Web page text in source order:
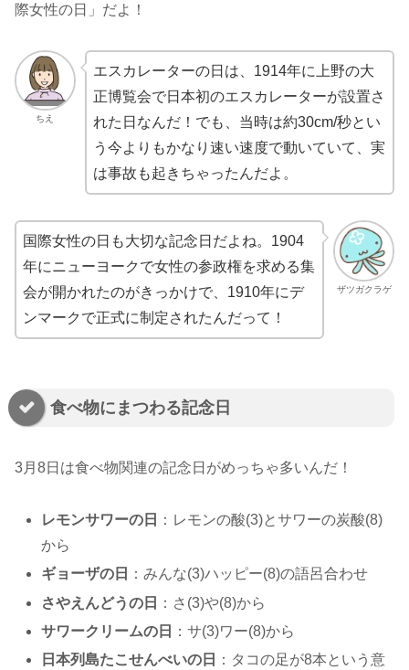
際女性の日」だよ！
ちえ
エスカレーターの日は、1914年に上野の大
正博覧会で日本初のエスカレーターが設置さ
れた日なんだ！でも、当時は約30cm/秒とい
う今よりもかなり速い速度で動いていて、実
は事故も起きちゃったんだよ。
ザツガクラゲ
国際女性の日も大切な記念日だよね。1904
年にニューヨークで女性の参政権を求める集
会が開かれたのがきっかけで、1910年にデ
ンマークで正式に制定されたんだって！
食べ物にまつわる記念日
3月8日は食べ物関連の記念日がめっちゃ多いんだ！
レモンサワーの日
：レモンの酸(3)とサワーの炭酸(8)
から
ギョーザの日
：みんな(3)ハッピー(8)の語呂合わせ
さやえんどうの日
：さ(3)や(8)から
サワークリームの日
：サ(3)ワー(8)から
日本列島たこせんべいの日
：タコの足が8本という意